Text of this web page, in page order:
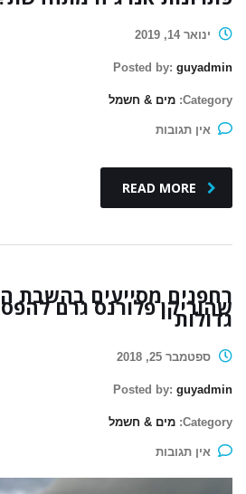
ינואר 14, 2019
Posted by: guyadmin
Category: מים & חשמל
אין תגובות
READ MORE
רחפנים מסייעים בהשבת
שהוריקן פלורנס גרם
גדולות
ספטמבר 25, 2018
Posted by: guyadmin
Category: מים & חשמל
אין תגובות